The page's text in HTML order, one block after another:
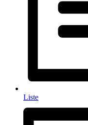
Liste